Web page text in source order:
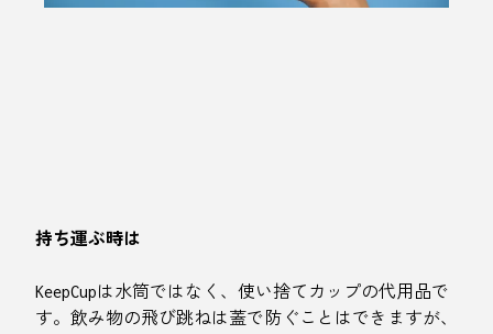
持ち運ぶ時は
KeepCupは水筒ではなく、使い捨てカップの代用品で
す。飲み物の飛び跳ねは蓋で防ぐことはできますが、